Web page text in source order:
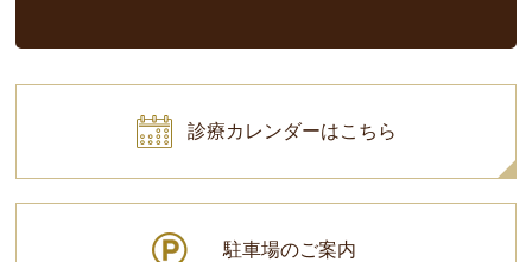
診療カレンダーはこちら
駐車場のご案内